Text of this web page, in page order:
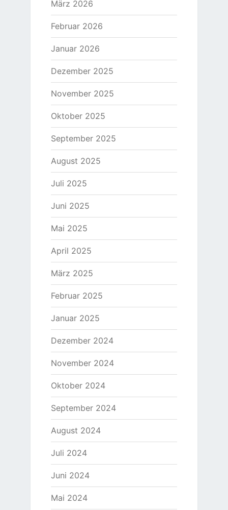
März 2026
Februar 2026
Januar 2026
Dezember 2025
November 2025
Oktober 2025
September 2025
August 2025
Juli 2025
Juni 2025
Mai 2025
April 2025
März 2025
Februar 2025
Januar 2025
Dezember 2024
November 2024
Oktober 2024
September 2024
August 2024
Juli 2024
Juni 2024
Mai 2024